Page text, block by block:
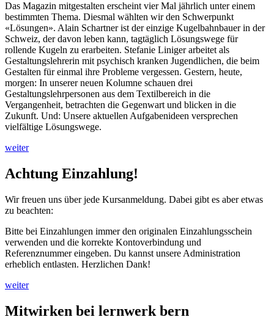
Das Magazin mitgestalten erscheint vier Mal jährlich unter einem
bestimmten Thema. Diesmal wählten wir den Schwerpunkt
«Lösungen». Alain Schartner ist der einzige Kugelbahnbauer in der
Schweiz, der davon leben kann, tagtäglich Lösungswege für
rollende Kugeln zu erarbeiten. Stefanie Liniger arbeitet als
Gestaltungslehrerin mit psychisch kranken Jugendlichen, die beim
Gestalten für einmal ihre Probleme vergessen. Gestern, heute,
morgen: In unserer neuen Kolumne schauen drei
Gestaltungslehrpersonen aus dem Textilbereich in die
Vergangenheit, betrachten die Gegenwart und blicken in die
Zukunft. Und: Unsere aktuellen Aufgabenideen versprechen
vielfältige Lösungswege.
weiter
Achtung Einzahlung!
Wir freuen uns über jede Kursanmeldung. Dabei gibt es aber etwas
zu beachten:
Bitte bei Einzahlungen immer den originalen Einzahlungsschein
verwenden und die korrekte Kontoverbindung und
Referenznummer eingeben. Du kannst unsere Administration
erheblich entlasten. Herzlichen Dank!
weiter
Mitwirken bei lernwerk bern